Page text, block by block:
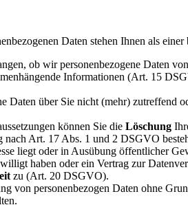
Daten stehen Ihnen als
ob wir personenbezogene Daten
Informationen (Art. 15
Daten über Sie nicht (mehr) zutreffend
können Sie die Löschung
Art. 17 Abs. 1 und 2 DSGVO
liegt oder in Ausübung öffentlicher
haben oder ein Vertrag zur
zu (Art. 20 DSGVO).
von personenbezogen Daten ohne